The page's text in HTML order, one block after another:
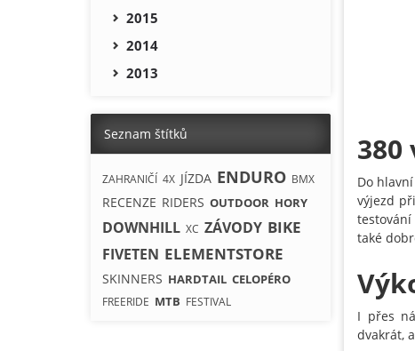
Do
výjezd
testování
také
I přes
dvakrát,
2015
2014
2013
Seznam štítků
ZAHRANIČÍ 4X JÍZDA ENDURO BMX
RECENZE RIDERS OUTDOOR HORY
DOWNHILL XC ZÁVODY BIKE
FIVETEN ELEMENTSTORE
SKINNERS HARDTAIL CELOPÉRO
FREERIDE MTB FESTIVAL